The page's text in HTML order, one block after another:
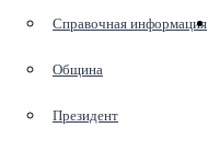
Справочная информация
Община
Президент